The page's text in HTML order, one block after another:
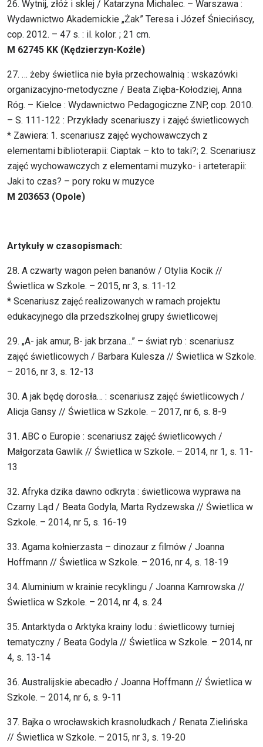
26. Wytnij, złóż i sklej / Katarzyna Michalec. – Warszawa :
Wydawnictwo Akademickie „Żak” Teresa i Józef Śniecińscy,
cop. 2012. – 47 s. : il. kolor. ; 21 cm.
M 62745 KK (Kędzierzyn-Koźle)
27. … żeby świetlica nie była przechowalnią : wskazówki
organizacyjno-metodyczne / Beata Zięba-Kołodziej, Anna
Róg. – Kielce : Wydawnictwo Pedagogiczne ZNP, cop. 2010.
– S. 111-122 : Przykłady scenariuszy i zajęć świetlicowych
* Zawiera: 1. scenariusz zajęć wychowawczych z
elementami biblioterapii: Ciaptak – kto to taki?; 2. Scenariusz
zajęć wychowawczych z elementami muzyko- i arteterapii:
Jaki to czas? – pory roku w muzyce
M 203653 (Opole)
Artykuły w czasopismach:
28. A czwarty wagon pełen bananów / Otylia Kocik //
Świetlica w Szkole. – 2015, nr 3, s. 11-12
* Scenariusz zajęć realizowanych w ramach projektu
edukacyjnego dla przedszkolnej grupy świetlicowej
29. „A- jak amur, B- jak brzana…” – świat ryb : scenariusz
zajęć świetlicowych / Barbara Kulesza // Świetlica w Szkole.
– 2016, nr 3, s. 12-13
30. A jak będę dorosła… : scenariusz zajęć świetlicowych /
Alicja Gansy // Świetlica w Szkole. – 2017, nr 6, s. 8-9
31. ABC o Europie : scenariusz zajęć świetlicowych /
Małgorzata Gawlik // Świetlica w Szkole. – 2014, nr 1, s. 11-
13
32. Afryka dzika dawno odkryta : świetlicowa wyprawa na
Czarny Ląd / Beata Godyla, Marta Rydzewska // Świetlica w
Szkole. – 2014, nr 5, s. 16-19
33. Agama kołnierzasta – dinozaur z filmów / Joanna
Hoffmann // Świetlica w Szkole. – 2016, nr 4, s. 18-19
34. Aluminium w krainie recyklingu / Joanna Kamrowska //
Świetlica w Szkole. – 2014, nr 4, s. 24
35. Antarktyda o Arktyka krainy lodu : świetlicowy turniej
tematyczny / Beata Godyla // Świetlica w Szkole. – 2014, nr
4, s. 13-14
36. Australijskie abecadło / Joanna Hoffmann // Świetlica w
Szkole. – 2014, nr 6, s. 9-11
37. Bajka o wrocławskich krasnoludkach / Renata Zielińska
// Świetlica w Szkole. – 2015, nr 3, s. 19-20